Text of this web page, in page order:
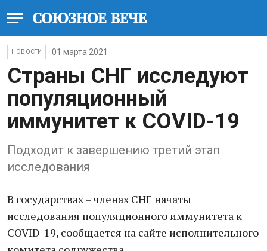
НОВОСТИ 01 марта 2021
Страны СНГ исследуют
популяционный
иммунитет к COVID-19
Подходит к завершению третий этап
исследования
В государствах – членах СНГ начаты
исследования популяционного иммунитета к
COVID-19, сообщается на сайте исполнительного